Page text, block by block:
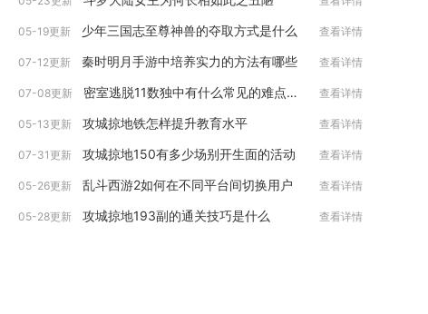
05-19更新 少年三国志至尊神兽的夺取方式是什么 查看详情
07-12更新 秦时明月手游中培养实力的方法有哪些 查看详情
07-08更新 密室逃脱11数独中有什么常见的难点需要注意 查看详情
05-13更新 攻城掠地铁怎样提升教育水平 查看详情
07-31更新 攻城掠地150有多少场别开生面的活动 查看详情
05-26更新 乱斗西游2如何在不同平台间切换用户 查看详情
05-28更新 攻城掠地193副的通关技巧是什么 查看详情